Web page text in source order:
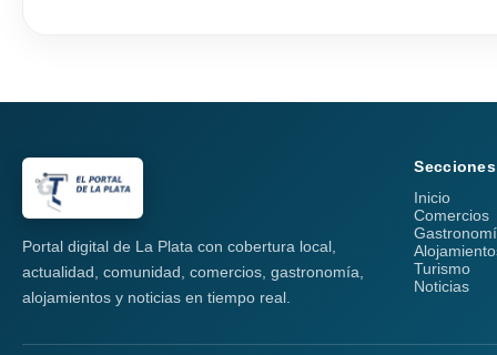
Portal digital de La Plata con cobertura local,
actualidad, comunidad, comercios, gastronomía,
alojamientos y noticias en tiempo real.
Secciones
Inicio
Comercios
Turismo
Noticias